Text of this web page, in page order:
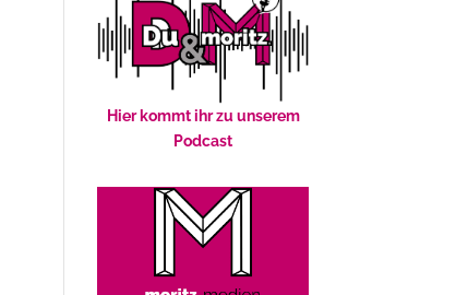
Hier kommt ihr zu unserem
Podcast